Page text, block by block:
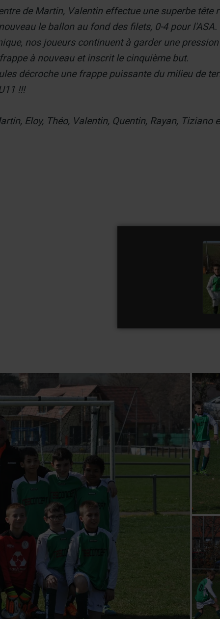
de Martin, Valentin effectue une superbe tête
le ballon au fond des filets, 0-4 pour l'ASA.
nos joueurs continuent à garder une
à nouveau et inscrit le cinquième but.
décroche une frappe puissante du milieu de
!!!
Eloy, Théo, Valentin, Quentin, Rayan, Tiziano